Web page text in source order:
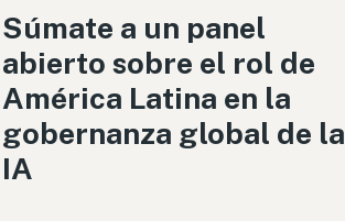
Súmate a un panel
abierto sobre el rol de
América Latina en la
gobernanza global de la
IA